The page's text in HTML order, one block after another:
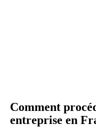
Comment
entreprise en